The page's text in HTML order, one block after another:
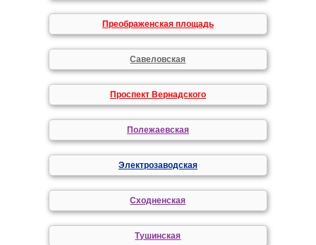
Преображенская площадь
Савеловская
Проспект Вернадского
Полежаевская
Электрозаводская
Сходненская
Тушинская